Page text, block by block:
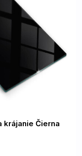
krájanie Čierna